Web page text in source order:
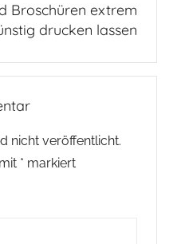
Broschüren extrem
drucken lassen
nicht veröffentlicht.
* markiert